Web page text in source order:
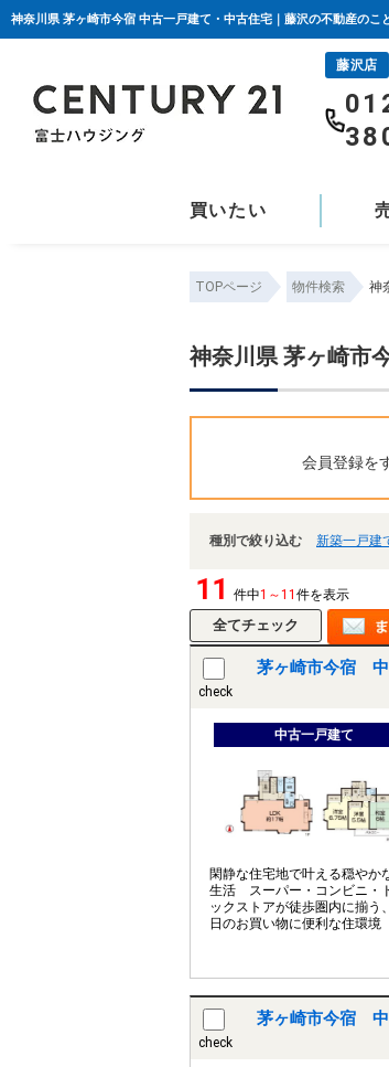
神奈川県 茅ヶ崎市今宿 中古一戸建て・中古住宅｜藤沢の不動産のこ
藤沢店
買いたい
TOPページ 物件検索 神
神奈川県 茅ヶ崎市
会員登録を
種別で絞り込む 新築一戸建
11 件中1～11 件を表示
check
茅ヶ崎市今宿 中
中古一戸建て
閑静な住宅地で叶える穏やか
生活 スーパー・コンビニ・
ックストアが徒歩圏内に揃う
日のお買い物に便利な住環
check
茅ヶ崎市今宿 中